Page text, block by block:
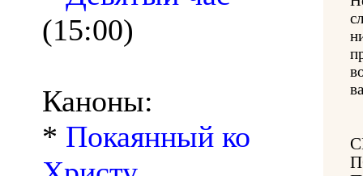
(15:00)
Каноны:
* Покаянный ко